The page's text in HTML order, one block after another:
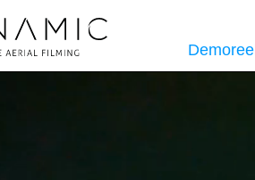
Demoreel